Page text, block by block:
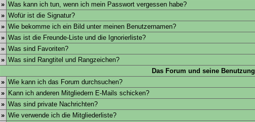
» Was kann ich tun, wenn ich mein Passwort vergessen habe?
» Wofür ist die Signatur?
» Wie bekomme ich ein Bild unter meinen Benutzernamen?
» Was ist die Freunde-Liste und die Ignorierliste?
» Was sind Favoriten?
» Was sind Rangtitel und Rangzeichen?
Das Forum und seine Benutzung
» Wie kann ich das Forum durchsuchen?
» Kann ich anderen Mitgliedern E-Mails schicken?
» Was sind private Nachrichten?
» Wie verwende ich die Mitgliederliste?